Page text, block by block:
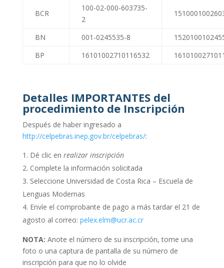
BCR
100-02-000-603735-
2
BN 001-0245535-8
BP
16101002710116532
Detalles IMPORTANTES del
procedimiento de Inscripción
Después de haber ingresado a
http://celpebras.inep.gov.br/celpebras/:
Dé clic en realizar inscripción
Complete la información solicitada
Seleccione Universidad de Costa Rica – Escuela de
Lenguas Modernas
Envíe el comprobante de pago a más tardar el 21 de
agosto al correo: pelex.elm@ucr.ac.cr
NOTA: Anote el número de su inscripción, tome una
foto o una captura de pantalla de su número de
inscripción para que no lo olvide